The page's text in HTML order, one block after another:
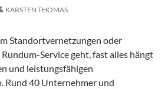
KARSTEN THOMAS
Standortvernetzungen oder
Service geht, fast alles hängt
und leistungsfähigen
Rund 40 Unternehmer und